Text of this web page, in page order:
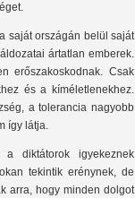
saját országán belül saját
ártatlan emberek.
erőszakoskodnak. Csak
és a kíméletlenekhez.
a tolerancia nagyobb
így látja.
diktátorok igyekeznek
tekintik erénynek, de
arra, hogy minden dolgot